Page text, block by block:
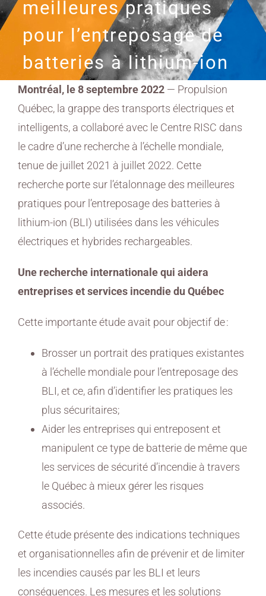
meilleures pratiques
pour l’entreposage de
batteries à lithium-ion
Montréal, le 8 septembre 2022 — Propulsion
Québec, la grappe des transports électriques et
intelligents, a collaboré avec le Centre RISC dans
le cadre d’une recherche à l’échelle mondiale,
tenue de juillet 2021 à juillet 2022. Cette
recherche porte sur l’étalonnage des meilleures
pratiques pour l’entreposage des batteries à
lithium-ion (BLI) utilisées dans les véhicules
électriques et hybrides rechargeables.
Une recherche internationale qui aidera
entreprises et services incendie du Québec
Cette importante étude avait pour objectif de :
Brosser un portrait des pratiques existantes
à l’échelle mondiale pour l’entreposage des
BLI, et ce, afin d’identifier les pratiques les
plus sécuritaires;
Aider les entreprises qui entreposent et
manipulent ce type de batterie de même que
les services de sécurité d’incendie à travers
le Québec à mieux gérer les risques
associés.
Cette étude présente des indications techniques
et organisationnelles afin de prévenir et de limiter
les incendies causés par les BLI et leurs
conséquences. Les mesures et les solutions